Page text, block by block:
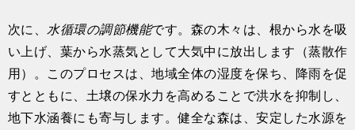
次に、 水循環の調節機能です。森の木々は、根から水を吸
い上げ、葉から水蒸気として大気中に放出します（蒸散作
用）。このプロセスは、地域全体の湿度を保ち、降雨を促
すとともに、土壌の保水力を高めることで洪水を抑制し、
地下水涵養にも寄与します。健全な森は、安定した水源を